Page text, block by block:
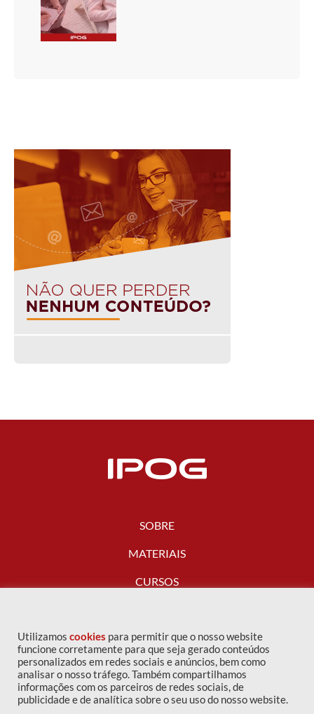
SOBRE
MATERIAIS
CURSOS
FALE CONOSCO
Utilizamos cookies para permitir que o nosso website
funcione corretamente para que seja gerado conteúdos
personalizados em redes sociais e anúncios, bem como
analisar o nosso tráfego. Também compartilhamos
informações com os parceiros de redes sociais, de
publicidade e de analítica sobre o seu uso do nosso website.